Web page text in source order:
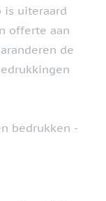
is uiteraard
offerte aan
de
bedrukken -